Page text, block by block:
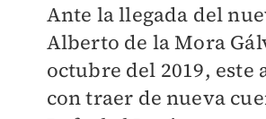
Ante la llegada del
Alberto de la Mora
octubre del 2019, este
con traer de nueva